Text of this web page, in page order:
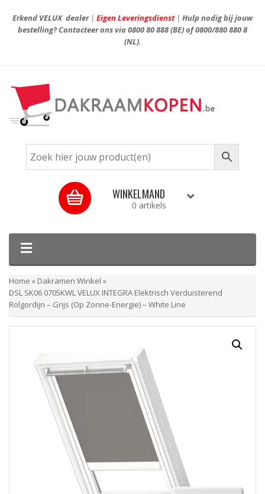
Erkend VELUX dealer| Eigen Leveringsdienst| Hulp nodig bij jouw
bestelling? Contacteer ons via0800 80 888(BE) of0800/880 880 8
(NL).
WINKELMAND
0 artikels
Home » Dakramen Winkel »
DSL SK06 0705KWL VELUX INTEGRA Elektrisch Verduisterend
Rolgordijn – Grijs (Op Zonne-Energie) – White Line